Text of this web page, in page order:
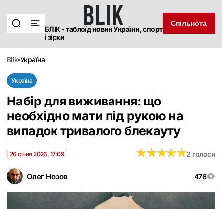
БЛІК - таблоїд новин України, спорт
і зірки
Спільнота
blik україна
Україна
Набір для виживання: що
необхідно мати під рукою на
випадок тривалого блекауту
Олег Норов 476
26 січня 2026, 17:09 ★★★★★
★★★★★2 голоси